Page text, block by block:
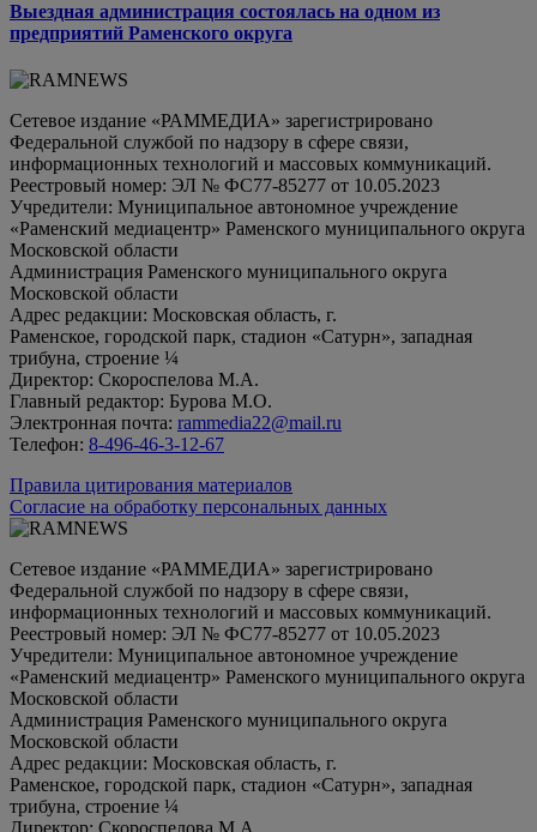
Выездная администрация состоялась на одном из
предприятий Раменского округа
Сетевое издание «РАММЕДИА» зарегистрировано
Федеральной службой по надзору в сфере связи,
информационных технологий и массовых коммуникаций.
Реестровый номер: ЭЛ № ФС77-85277 от 10.05.2023
Учредители: Муниципальное автономное учреждение
«Раменский медиацентр» Раменского муниципального округа
Московской области
Администрация Раменского муниципального округа
Московской области
Адрес редакции: Московская область, г.
Раменское, городской парк, стадион «Сатурн», западная
трибуна, строение ¼
Директор: Скороспелова М.А.
Главный редактор: Бурова М.О.
Электронная почта: rammedia22@mail.ru
Телефон: 8-496-46-3-12-67
Правила цитирования материалов
Согласие на обработку персональных данных
Сетевое издание «РАММЕДИА» зарегистрировано
Федеральной службой по надзору в сфере связи,
информационных технологий и массовых коммуникаций.
Реестровый номер: ЭЛ № ФС77-85277 от 10.05.2023
Учредители: Муниципальное автономное учреждение
«Раменский медиацентр» Раменского муниципального округа
Московской области
Администрация Раменского муниципального округа
Московской области
Адрес редакции: Московская область, г.
Раменское, городской парк, стадион «Сатурн», западная
трибуна, строение ¼